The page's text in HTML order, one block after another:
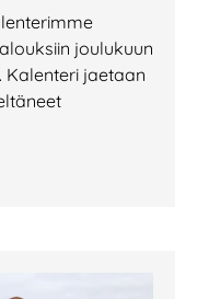
joulukuun
Kalenteri jaetaan